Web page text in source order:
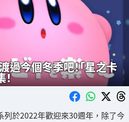
今個冬季吧！「星之卡
列於2022年歡迎來30週年，除了今